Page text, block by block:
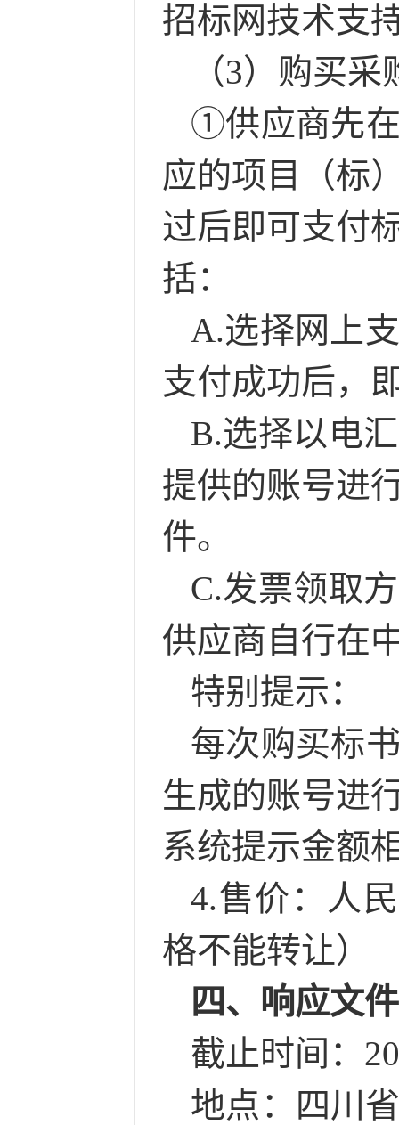
招标网技术支
（3）购买采
①供应商先
应的项目（标
过后即可支付
括：
A.选择网上
支付成功后，
B.选择以电
提供的账号进
件。
C.发票领取
供应商自行在
特别提示：
每次购买标
生成的账号进
系统提示金额
4.售价：人
格不能转让）
四、响应文
截止时间：
地点：
四川